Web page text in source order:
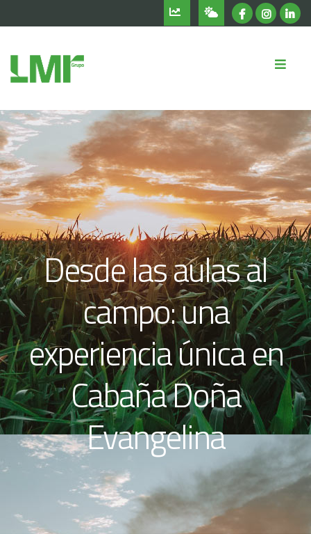
Desde las aulas al
campo: una
experiencia única en
Cabaña Doña
Evangelina